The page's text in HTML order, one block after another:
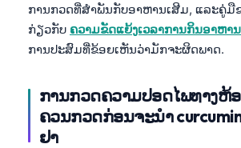
ການກວດທີ່ສຳພັນກັບອາຫານເສີມ, ແລະຄູ່ມື
ກ່ຽວກັບ ຄວາມຂັດແຍ້ງເວລາການກິນອາຫາ
ການປະສົມທີ່ຂ້ອຍເຫັນວ່າມັກຈະຜິດພາດ.
ການກວດຄວາມປອດໄພທາງຫ້
ຄວນກວດກ່ອນຈະນຳ
ຢາ
Татар теле
Беларуская мова
Frysk
Ślōnskŏ gŏdka